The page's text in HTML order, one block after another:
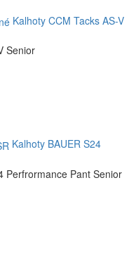
Kalhoty CCM Tacks AS-V
Senior
Kalhoty BAUER S24
Perfrormance Pant Senior